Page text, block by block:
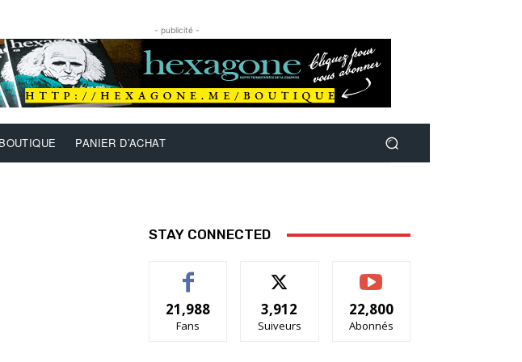
- publicité -
PANIER D’ACHAT
STAY CONNECTED
21,988
Fans
3,912
Suiveurs
22,800
Abonnés